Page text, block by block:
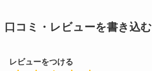
口コミ・レビューを書き込む
レビューをつける